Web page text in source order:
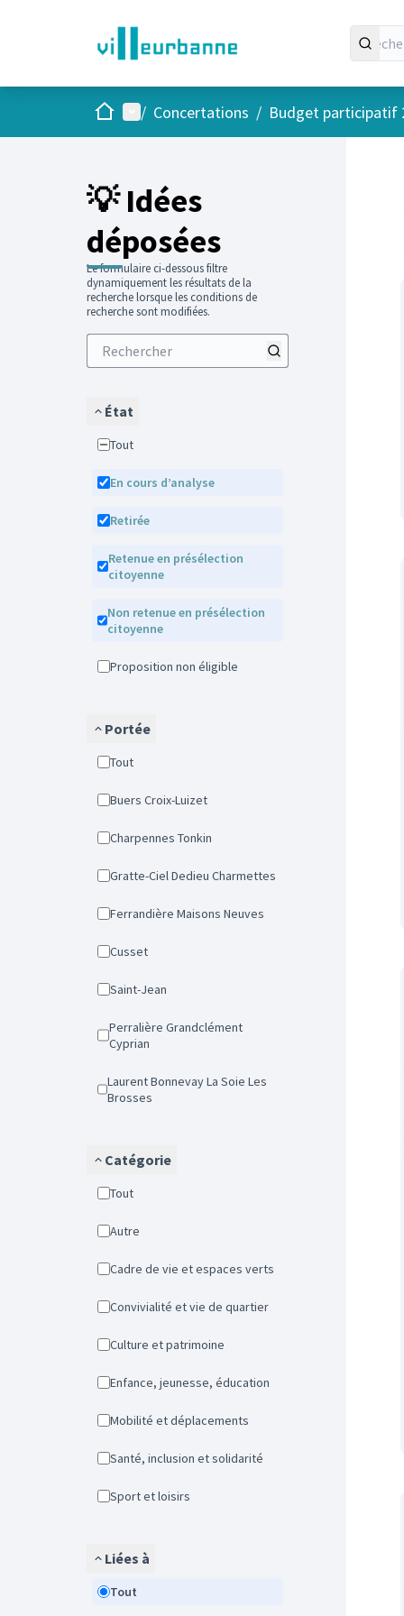
AccueilMenu principal
/ Concertations / Budget participatif
💡 Idées
déposées
Le formulaire ci-dessous filtre
dynamiquement les résultats de la
recherche lorsque les conditions de
recherche sont modifiées.
État
Tout
En cours d’analyse
Retirée
Retenue en présélection
citoyenne
Non retenue en présélection
citoyenne
Proposition non éligible
Portée
Tout
Buers Croix-Luizet
Charpennes Tonkin
Gratte-Ciel Dedieu Charmettes
Ferrandière Maisons Neuves
Cusset
Saint-Jean
Perralière Grandclément
Cyprian
Laurent Bonnevay La Soie Les
Brosses
Catégorie
Tout
Autre
Cadre de vie et espaces verts
Convivialité et vie de quartier
Culture et patrimoine
Enfance, jeunesse, éducation
Mobilité et déplacements
Santé, inclusion et solidarité
Sport et loisirs
Liées à
Tout